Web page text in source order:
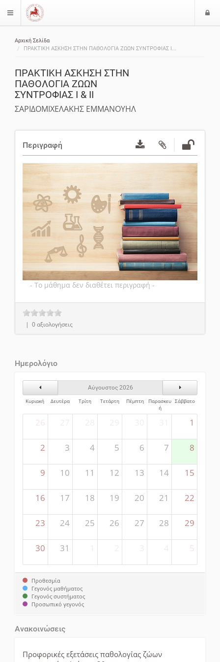
$langMenu
Αρχική Σελίδα
ΠΡΑΚΤΙΚΗ ΑΣΚΗΣΗ ΣΤΗΝ ΠΑΘΟΛΟΓΙΑ ΖΩΩΝ ΣΥΝΤΡΟΦΙΑΣ Ι...
ΠΡΑΚΤΙΚΗ ΑΣΚΗΣΗ ΣΤΗΝ
ΠΑΘΟΛΟΓΙΑ ΖΩΩΝ
ΣΥΝΤΡΟΦΙΑΣ Ι & II
ΣΑΡΙΔΟΜΙΧΕΛΑΚΗΣ ΕΜΜΑΝΟΥΗΛ
Περιγραφή
- Το μάθημα δεν διαθέτει περιγραφή -
| 0 αξιολογήσεις
Ημερολόγιο
Προηγούμενος ΜήναςΑύγουστος 2026
Επόμενος
Κυριακή
Δευτέρα Τρίτη Τετάρτη Πέμπτη
Παρασκευ
ή
Σάββατο
26 1
2 3 4 5 6 7 8
9 10 11 12 13 14 15
16 17 18 19 20 21 22
23 24 25 26 27 28 29
30 31 5
Προθεσμία
Γεγονός μαθήματος
Γεγονός συστήματος
Προσωπικό γεγονός
Ανακοινώσεις
Προφορικές εξετάσεις παθολογίας ζώων